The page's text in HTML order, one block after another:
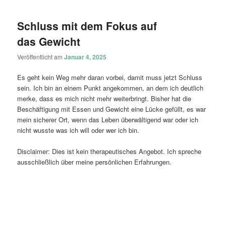
Schluss mit dem Fokus auf
das Gewicht
Veröffentlicht amJanuar 4, 2025
Es geht kein Weg mehr daran vorbei, damit muss jetzt Schluss
sein. Ich bin an einem Punkt angekommen, an dem ich deutlich
merke, dass es mich nicht mehr weiterbringt. Bisher hat die
Beschäftigung mit Essen und Gewicht eine Lücke gefüllt, es war
mein sicherer Ort, wenn das Leben überwältigend war oder ich
nicht wusste was ich will oder wer ich bin.
Disclaimer: Dies ist kein therapeutisches Angebot. Ich spreche
ausschließlich über meine persönlichen Erfahrungen.